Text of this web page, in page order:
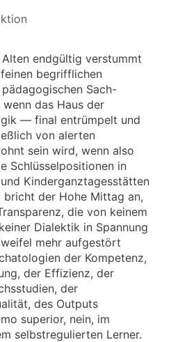
endgültig verstummt
begrifflichen
Sach-
das Haus der
— final entrümpelt und
von alerten
sein wird, wenn also
Schlüsselpositionen in
Kinderganztagesstätten
bricht der Hohe Mittag an,
die von keinem
Dialektik in Spannung
mehr aufgestört
der Kompetenz,
der Effizienz, der
der
des Outputs
superior, nein, im
selbstregulierten Lerner.